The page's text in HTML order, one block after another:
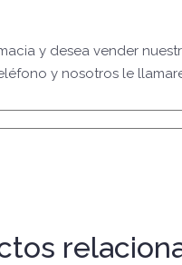
y desea vender
y nosotros le